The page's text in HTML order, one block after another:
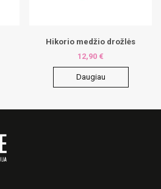
Hikorio medžio drožlės
12,90 €
Daugiau